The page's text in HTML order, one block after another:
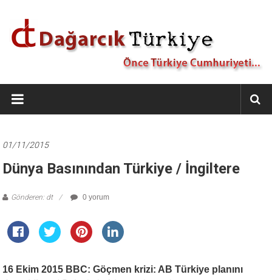
Dağarcık
Türkiye
Türkiye
01/11/2015
Dünya Basınından Türkiye / İngiltere
Gönderen: dt 0 yorum
16 Ekim 2015 BBC: Göçmen krizi: AB Türkiye planını